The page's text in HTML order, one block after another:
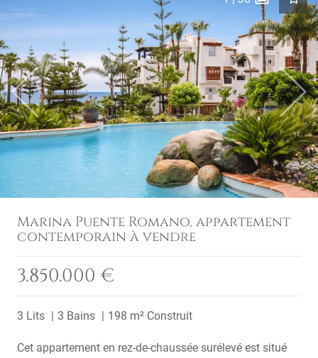
Previous Next
Marina Puente Romano, appartement
contemporain à vendre
3.850.000 €
3 Lits 3 Bains 198 m² Construit
Cet appartement en rez-de-chaussée surélevé est situé